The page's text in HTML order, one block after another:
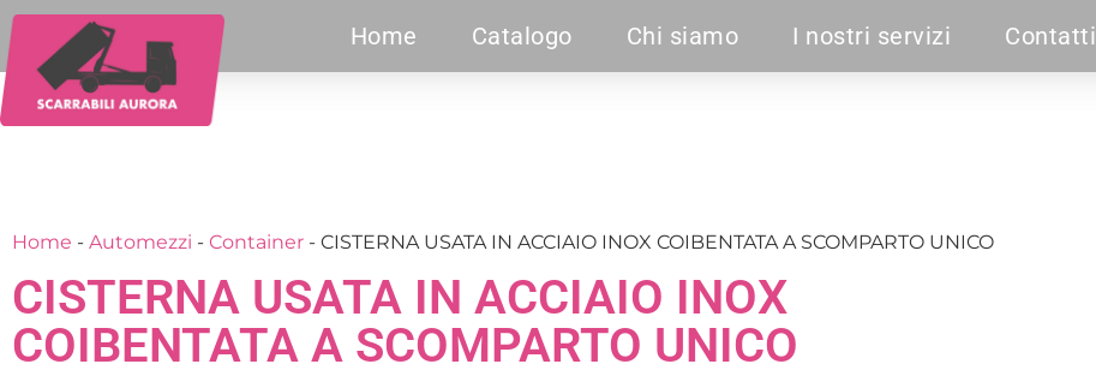
Home Catalogo Chi siamo I nostri servizi Contatti
Home - Automezzi - Container - CISTERNA USATA IN ACCIAIO INOX COIBENTATA A SCOMPARTO UNICO
CISTERNA USATA IN ACCIAIO INOX
COIBENTATA A SCOMPARTO UNICO